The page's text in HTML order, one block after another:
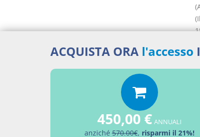
ACQUISTA ORA l'accesso
450,00 € ANNUALI
anziché570.00€, risparmi il 21%!